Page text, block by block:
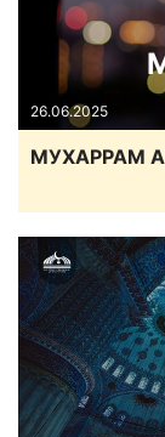
26.06.2025
МУХАРРАМ